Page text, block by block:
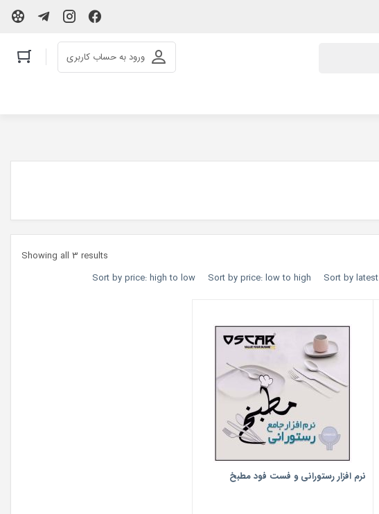
ورود به حساب کاربری
Showing all 3 results
Sort by latest
Sort by price: low to high
Sort by price: high to low
نرم افزار رستورانی و فست فود مطبخ